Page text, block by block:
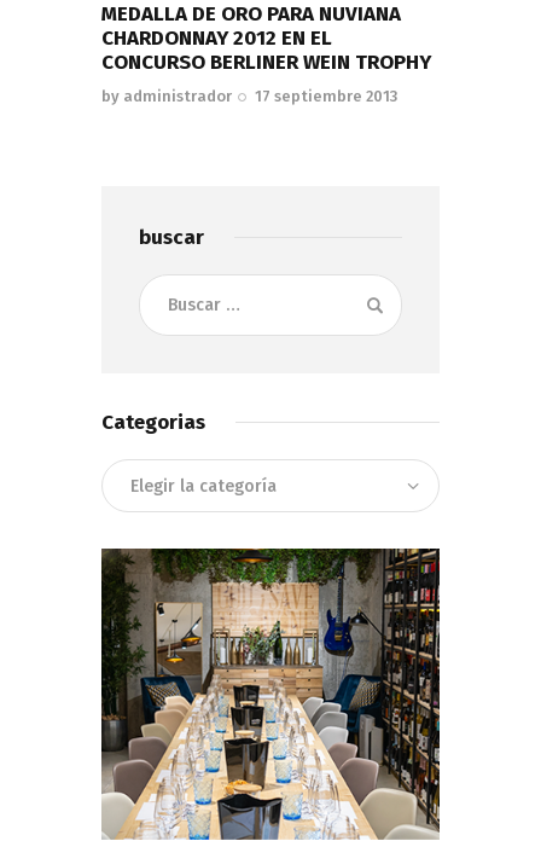
MEDALLA DE ORO PARA NUVIANA
CHARDONNAY 2012 EN EL
CONCURSO BERLINER WEIN TROPHY
by administrador 17 septiembre 2013
buscar
Buscar:
Categorias
Categorias